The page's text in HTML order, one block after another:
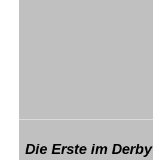
Die Erste im Derby